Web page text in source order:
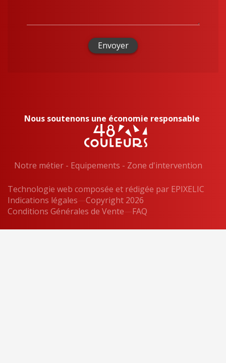
Envoyer
Nous soutenons une économie responsable
Notre métier- Equipements - Zone d'intervention
Technologie web composée et rédigée par EPIXELIC
—
Indications légales—Copyright 2026
—
Conditions Générales de Vente—FAQ